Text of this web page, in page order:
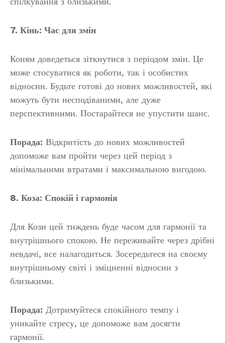
7. Кінь: Час для змін
Коням доведеться зіткнутися з періодом змін. Це
може стосуватися як роботи, так і особистих
відносин. Будьте готові до нових можливостей, які
можуть бути несподіваними, але дуже
перспективними. Постарайтеся не упустити шанс.
Порада: Відкритість до нових можливостей
допоможе вам пройти через цей період з
мінімальними втратами і максимальною вигодою.
8. Коза: Спокій і гармонія
Для Кози цей тиждень буде часом для гармонії та
внутрішнього спокою. Не переживайте через дрібні
невдачі, все налагодиться. Зосередьтеся на своєму
внутрішньому світі і зміцненні відносин з
близькими.
Порада: Дотримуйтеся спокійного темпу і
уникайте стресу, це допоможе вам досягти
гармонії.